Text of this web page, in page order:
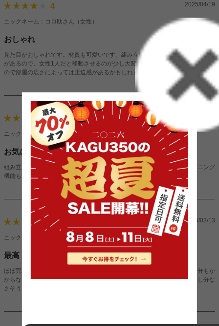
4 2025/04/19
ニックネーム：コロ助さん（女性）
おしゃれ
見た目がおしゃれです。材質も可愛いです。組み立ても簡単にできますが、重量
があるので、女性1人だと移動させるのが少し大変だと思います。大きさはある
ので部屋の広さによっては圧迫感があるかもしれません。
5
ニックネーム：足音さん（男性）
お気に入り！
組み立ても脚をつけるだけなのですぐ使えてよかったです！あとリクライニング
機能もついているので、いろんな使い方もできるのもよかった！
5 2025/03/13
ニックネーム：Honomiさん（女性）
最高！！！
ほぼ完成した状態で届くので、足を取り付けるだけで設置完了です。１０分もか
からないと思います。座り心地もよく、寝てみましたがベッドとしても申し分な
さそうです。